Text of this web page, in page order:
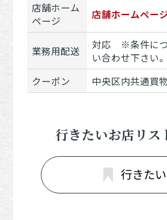
店舗ホーム
ページ
店舗ホームペー
業務用配送
対応 ※条件につ
い合わせ下さい。
クーポン
中央区内共通買
行きたいお店リス
行きたい